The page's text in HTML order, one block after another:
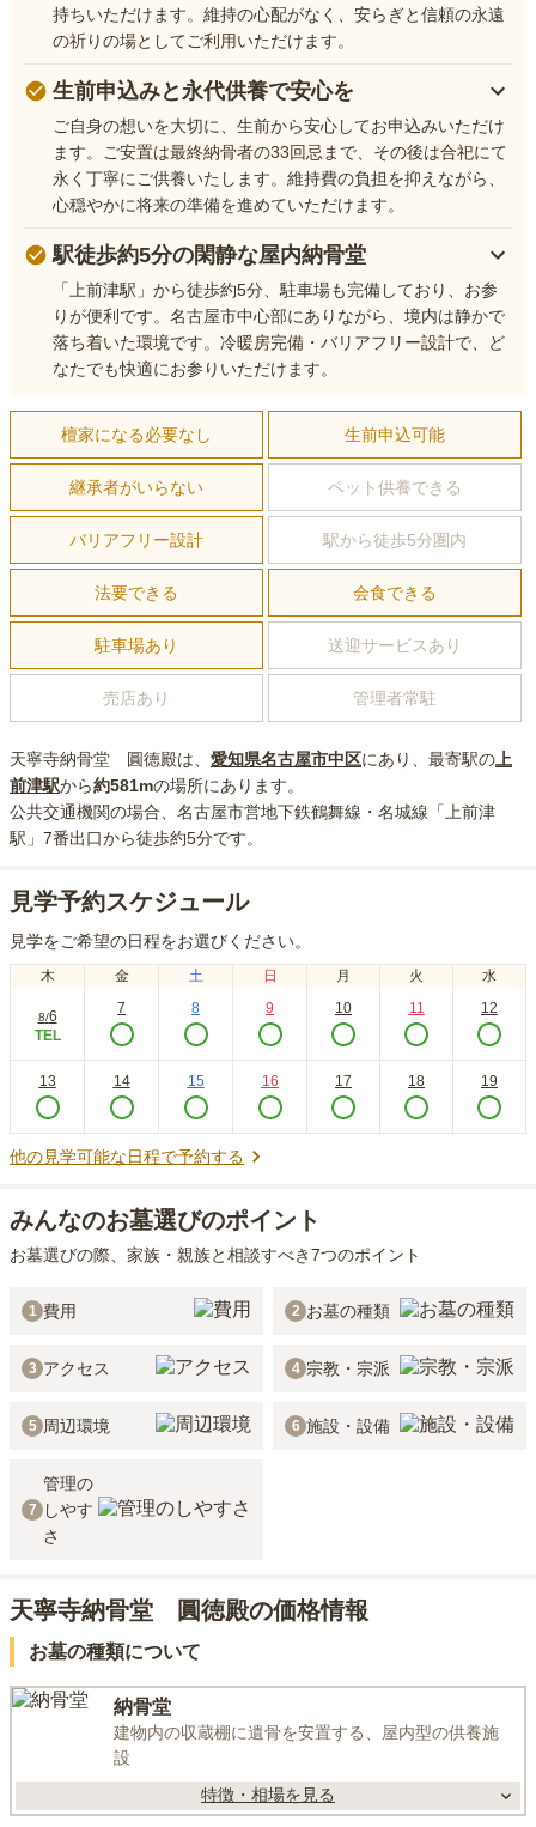
持ちいただけます。維持の心配がなく、安らぎと信頼の永遠
の祈りの場としてご利用いただけます。
生前申込みと永代供養で安心を
ご自身の想いを大切に、生前から安心してお申込みいただけ
ます。ご安置は最終納骨者の33回忌まで、その後は合祀にて
永く丁寧にご供養いたします。維持費の負担を抑えながら、
心穏やかに将来の準備を進めていただけます。
駅徒歩約5分の閑静な屋内納骨堂
「上前津駅」から徒歩約5分、駐車場も完備しており、お参
りが便利です。名古屋市中心部にありながら、境内は静かで
落ち着いた環境です。冷暖房完備・バリアフリー設計で、ど
なたでも快適にお参りいただけます。
檀家になる必要なし 生前申込可能
継承者がいらない ペット供養できる
バリアフリー設計 駅から徒歩5分圏内
法要できる 会食できる
駐車場あり 送迎サービスあり
売店あり 管理者常駐
天寧寺納骨堂 圓徳殿は、 愛知県名古屋市中区にあり 、最寄駅の上
前津駅から約581mの場所にあり ます。
公共交通機関の場合、名古屋市営地下鉄鶴舞線・名城線「上前津
駅」7番出口から徒歩約5分です。
見学予約スケジュール
見学をご希望の日程をお選びください。
木 金 土 日 月 火 水
8/6
TEL
7 8 9 10 11 12
13 14 15 16 17 18 19
他の見学可能な日程で予約する
みんなのお墓選びのポイント
お墓選びの際、家族・親族と相談すべき7つのポイント
1 費用 2 お墓の種類
3 アクセス 4 宗教・宗派
5 周辺環境 6 施設・設備
7
管理の
しやす
さ
天寧寺納骨堂 圓徳殿の価格情報
お墓の種類について
納骨堂
建物内の収蔵棚に遺骨を安置する、屋内型の供養施
設
特徴・相場を見る